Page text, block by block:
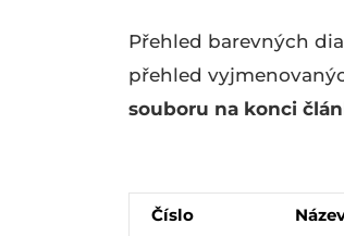
Přehled barevných
přehled
souboru na konci
Číslo